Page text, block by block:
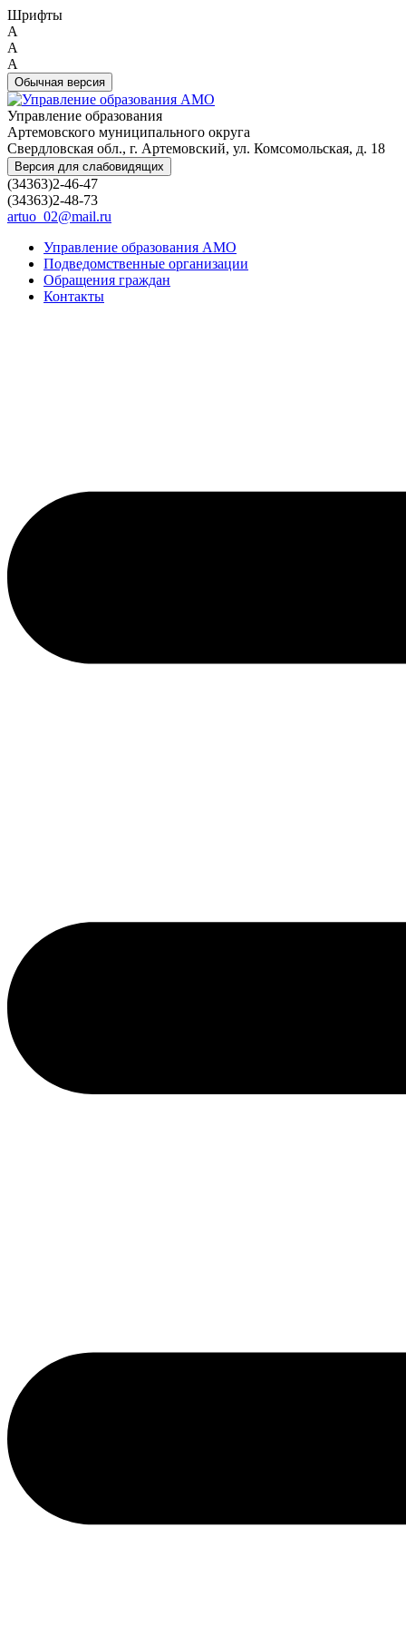
Шрифты
A
A
A
Обычная версия
Управление образования
Артемовского муниципального округа
Свердловская обл., г. Артемовский, ул. Комсомольская, д. 18
Версия для слабовидящих
(34363)2-46-47
(34363)2-48-73
artuo_02@mail.ru
Управление образования АМО
Подведомственные организации
Обращения граждан
Контакты